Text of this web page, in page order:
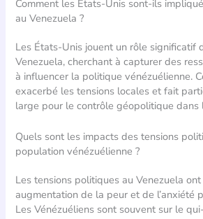
Comment les États-Unis sont-ils
au Venezuela ?
Les États-Unis jouent un rôle significatif
Venezuela, cherchant à capturer des
à influencer la politique vénézuélienne.
exacerbé les tensions locales et fait
large pour le contrôle géopolitique dans
Quels sont les impacts des tensions
population vénézuélienne ?
Les tensions politiques au Venezuela
augmentation de la peur et de l’anxiété
Les Vénézuéliens sont souvent sur le